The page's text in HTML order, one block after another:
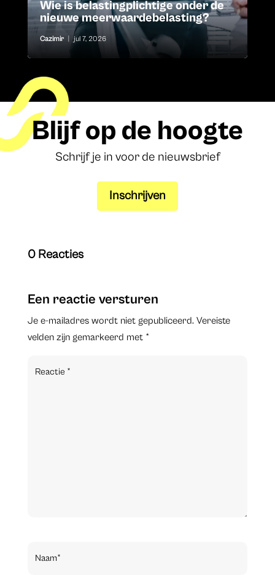
Wie is belastingplichtige onder de
nieuwe meerwaardebelasting?
Cazimir jul 7, 2026
Blijf op de hoogte
Schrijf je in voor de nieuwsbrief
Inschrijven
0 Reacties
Een reactie versturen
Je e-mailadres wordt niet gepubliceerd. Vereiste
velden zijn gemarkeerd met *